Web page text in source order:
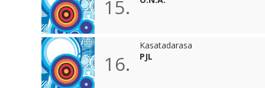
15.
16.
Kasatadarasa
PJL